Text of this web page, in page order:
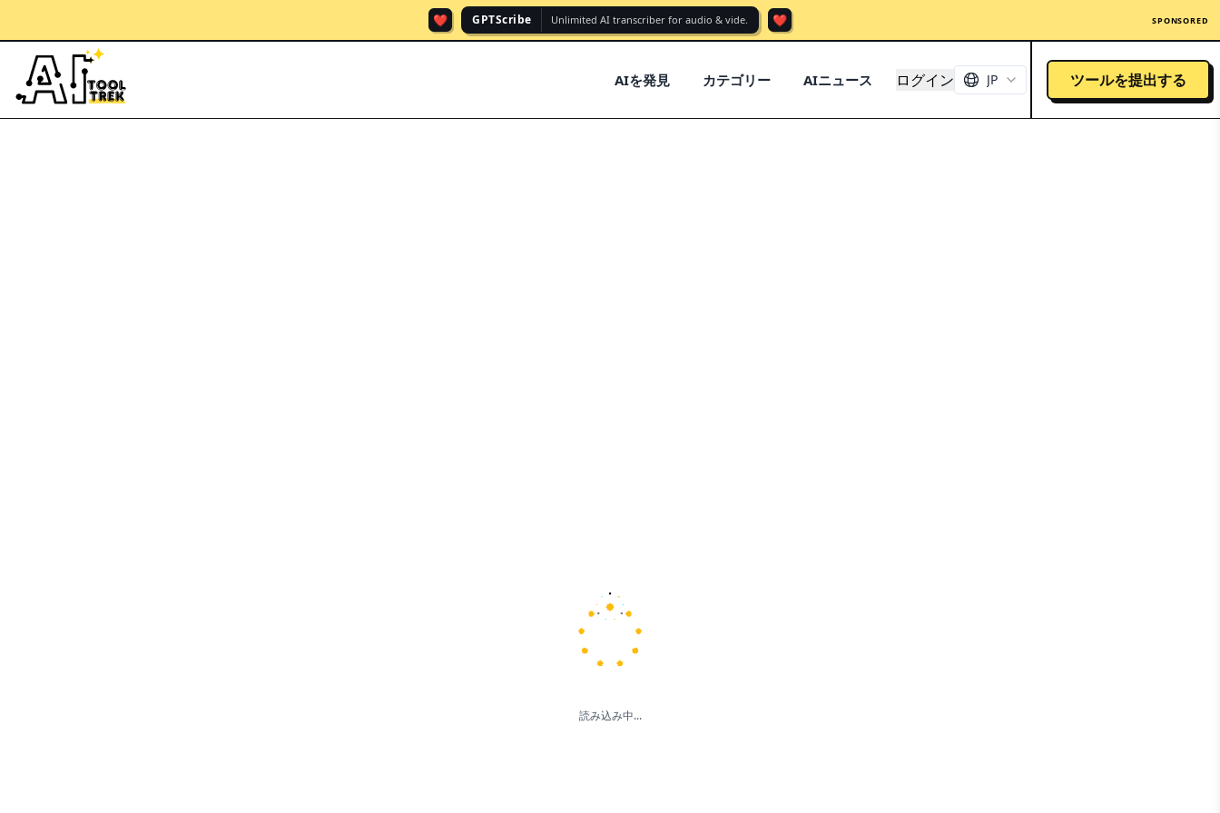
❤️ GPTScribe Unlimited AI transcriber for audio & vide. ❤️ SPONSORED
AIを発見 カテゴリー AIニュース ログイン JP ツールを提出する
読み込み中...